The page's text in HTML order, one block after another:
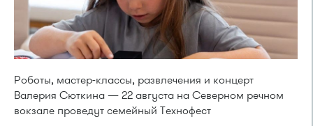
Роботы, мастер-классы, развлечения и концерт
Валерия Сюткина — 22 августа на Северном речном
вокзале проведут семейный Технофест